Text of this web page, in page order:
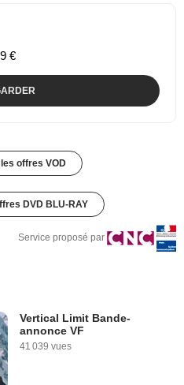
€
offres VOD
DVD BLU-RAY
Service proposé par
Vertical Limit Bande-
annonce VF
41 039 vues